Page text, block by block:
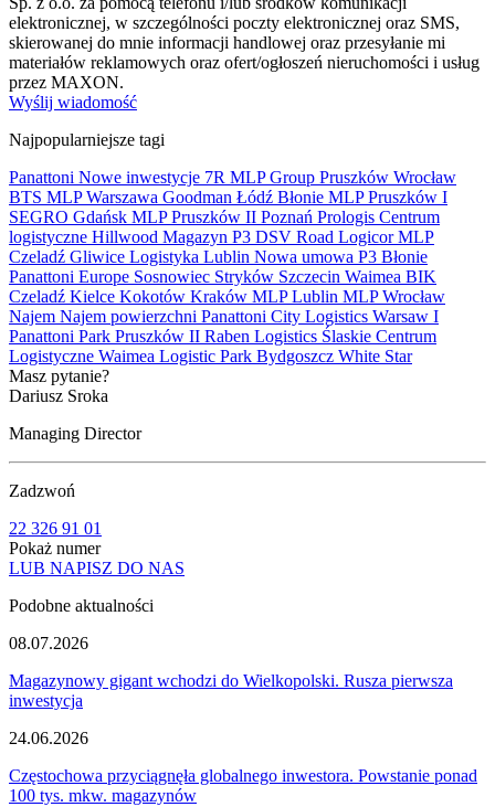
elektronicznej, w szczególności poczty elektronicznej oraz SMS,
skierowanej do mnie informacji handlowej oraz przesyłanie mi
materiałów reklamowych oraz ofert/ogłoszeń nieruchomości i usług
przez MAXON.
Wyślij wiadomość
Najpopularniejsze tagi
Panattoni Nowe inwestycje 7R MLP Group Pruszków Wrocław
BTS MLPWarszawa Goodman Łódź Błonie MLP Pruszków I
SEGRO Gdańsk MLP Pruszków II Poznań Prologis Centrum
logistyczne Hillwood Magazyn P3 DSV Road LogicorMLP
Czeladź Gliwice Logistyka Lublin Nowa umowa P3 Błonie
Panattoni Europe Sosnowiec Stryków Szczecin Waimea BIK
Czeladź Kielce Kokotów Kraków MLP Lublin MLP Wrocław
Najem Najem powierzchni Panattoni City Logistics Warsaw I
Panattoni Park Pruszków II Raben Logistics Ślaskie Centrum
Logistyczne Waimea Logistic Park Bydgoszcz White Star
Masz pytanie?
Dariusz Sroka
Managing Director
Zadzwoń
22 326 91 01
Pokaż numer
LUB NAPISZ DO NAS
Podobne aktualności
08.07.2026
Magazynowy gigant wchodzi do Wielkopolski. Rusza pierwsza
inwestycja
24.06.2026
Częstochowa przyciągnęła globalnego inwestora. Powstanie ponad
100 tys. mkw. magazynów